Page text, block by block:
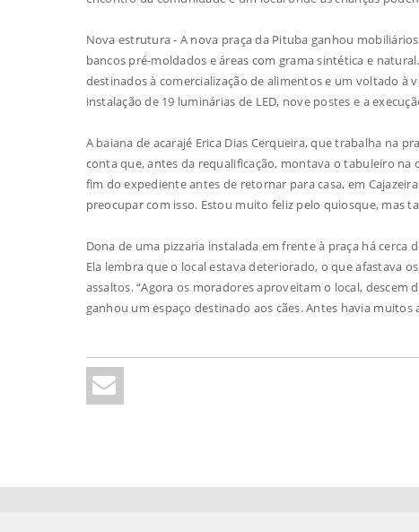
Nova estrutura - A nova praça da Pituba ganhou
bancos pré-moldados e áreas com grama sintética e
destinados à comercialização de alimentos e um voltado à
instalação de 19 luminárias de LED, nove postes e a
A baiana de acarajé Erica Dias Cerqueira, que trabalha na
conta que, antes da requalificação, montava o tabuleiro
fim do expediente antes de retornar para casa, em
preocupar com isso. Estou muito feliz pelo quiosque, mas
Dona de uma pizzaria instalada em frente à praça há
Ela lembra que o local estava deteriorado, o que afastava
assaltos. “Agora os moradores aproveitam o local,
ganhou um espaço destinado aos cães. Antes havia